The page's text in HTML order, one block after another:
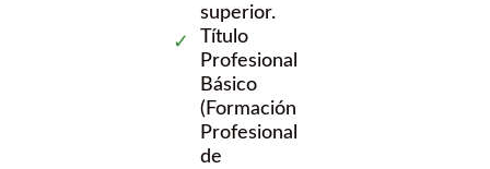
superior.
Título
Profesional
Básico
(Formación
Profesional
de